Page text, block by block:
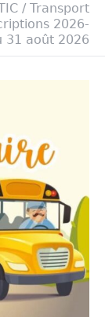
/ Transport
2026-
31 août 2026